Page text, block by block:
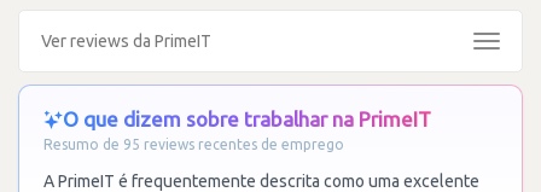
Ver reviews da PrimeIT
Toggle
O que dizem sobre trabalhar na PrimeIT
Resumo de 95 reviews recentes de emprego
A PrimeIT é frequentemente descrita como uma excelente